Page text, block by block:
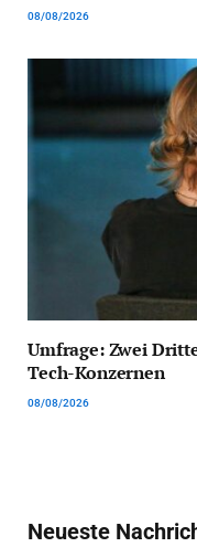
08/08/2026
Umfrage: Zwei
Tech-Konzernen
08/08/2026
Neueste